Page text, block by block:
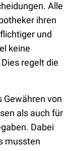
Alle
ihren
und
keine
regelt die
Gewähren von
als auch für
Dabei
mussten